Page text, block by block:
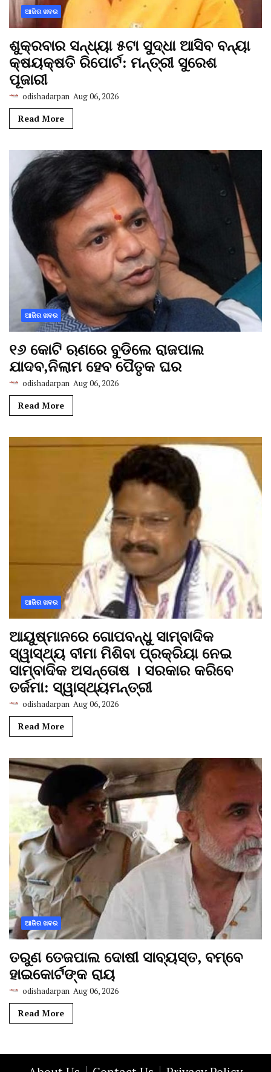
ଆଜିର ଖବର
ଶୁକ୍ରବାର ସନ୍ଧ୍ୟା ୫ଟା ସୁଦ୍ଧା ଆସିବ ବନ୍ୟା
କ୍ଷୟକ୍ଷତି ରିପୋର୍ଟ: ମନ୍ତ୍ରୀ ସୁରେଶ
ପୂଜାରୀ
odishadarpan Aug 06, 2026
Read More
ଆଜିର ଖବର
୧୬ କୋଟି ଋଣରେ ବୁଡିଲେ ରାଜପାଲ
ଯାଦବ,ନିଲାମ ହେବ ପୈତୃକ ଘର
odishadarpan Aug 06, 2026
Read More
ଆଜିର ଖବର
ଆୟୁଷ୍ମାନରେ ଗୋପବନ୍ଧୁ ସାମ୍ବାଦିକ
ସ୍ୱାସ୍ଥ୍ୟ ବୀମା ମିଶିବା ପ୍ରକ୍ରିୟା ନେଇ
ସାମ୍ବାଦିକ ଅସନ୍ତୋଷ । ସରକାର କରିବେ
ତର୍ଜମା: ସ୍ୱାସ୍ଥ୍ୟମନ୍ତ୍ରୀ
odishadarpan Aug 06, 2026
Read More
ଆଜିର ଖବର
ତରୁଣ ତେଜପାଲ ଦୋଷୀ ସାବ୍ୟସ୍ତ, ବମ୍ବେ
ହାଇକୋର୍ଟଙ୍କ ରାୟ
odishadarpan Aug 06, 2026
Read More